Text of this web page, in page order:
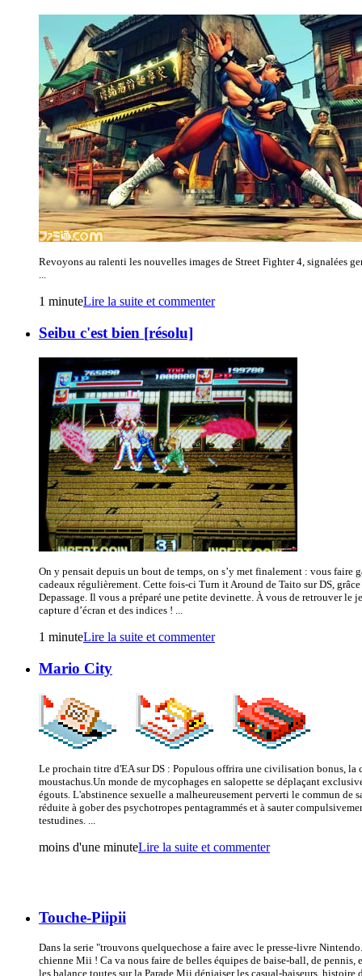
Revoyons au ralenti les nouvelles images de Street Fighter 4, signalées
...
1 minuteLire la suite et commenter
Seibu c'est bien [résolu]
On y pensait depuis un bout de temps, on s’y met finalement : vous faire
cadeaux régulièrement. Cette fois-ci Turn it Around de Taito sur DS,
Depassage. Il vous a préparé une petite devinette. À vous de retrouver le
capture d’écran et des indices ! ...
1 minuteLire la suite et commenter
Mario City
Le prochain titre d'EA sur DS : Populous offrira une civilisation bonus, la
moustachus.Un monde de mycophages en salopette se déplaçant
égouts. L'abstinence sexuelle a malheureusement perverti le commun de
réduite à gober des psychotropes pentagrammés et à sauter
testudines. ...
moins d'une minuteLire la suite et commenter
Touche-Piipii
Dans la serie "trouvons quelquechose a faire avec le presse-livre
chienne Mii ! Ca va nous faire de belles équipes de baise-ball, de pennis,
les balance toutes sur la Parade Mii déniaiser les casual-baiseurs, histoire